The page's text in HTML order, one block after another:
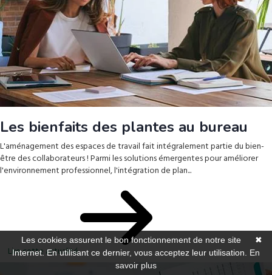
Les bienfaits des plantes au bureau
L'aménagement des espaces de travail fait intégralement partie du bien-
être des collaborateurs ! Parmi les solutions émergentes pour améliorer
l'environnement professionnel, l'intégration de plan...
Lire cette actualité
✖
Les cookies assurent le bon fonctionnement de notre site
Internet. En utilisant ce dernier, vous acceptez leur utilisation. En
savoir plus